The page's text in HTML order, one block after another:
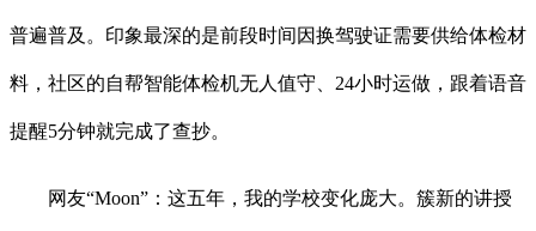
普遍普及。印象最深的是前段时间因换驾驶证需要供给体检材
料，社区的自帮智能体检机无人值守、24小时运做，跟着语音
提醒5分钟就完成了查抄。
网友“Moon”：这五年，我的学校变化庞大。簇新的讲授